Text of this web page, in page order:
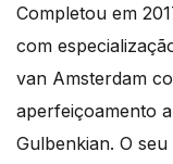
Completou em
com
van Amsterdam
aperfeiçoamento
Gulbenkian. O